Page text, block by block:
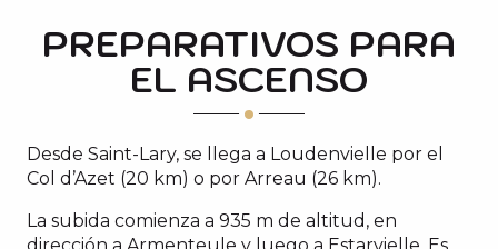
PREPARATIVOS PARA
EL ASCENSO
Desde Saint-Lary, se llega a Loudenvielle por el
Col d’Azet (20 km) o por Arreau (26 km).
La subida comienza a 935 m de altitud, en